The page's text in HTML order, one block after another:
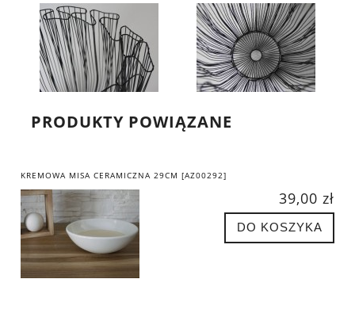
PRODUKTY POWIĄZANE
KREMOWA MISA CERAMICZNA 29CM [AZ00292]
39,00 zł
DO KOSZYKA